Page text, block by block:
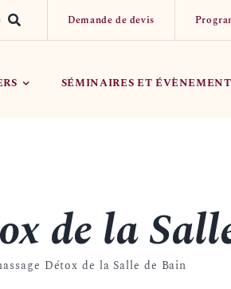
Demande de devis
SÉMINAIRES ET
mon évènement
de la
Détox de la Salle de Bain